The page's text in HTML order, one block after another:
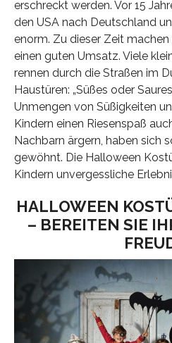
erschreckt werden. Vor 15
den USA nach Deutschland
enorm. Zu dieser Zeit
einen guten Umsatz. Viele
rennen durch die Straßen im
Haustüren: „Süßes oder
Unmengen von Süßigkeiten
Kindern einen Riesenspaß
Nachbarn ärgern, haben sich
gewöhnt. Die Halloween
Kindern unvergessliche
HALLOWEEN
– BEREITEN SIE